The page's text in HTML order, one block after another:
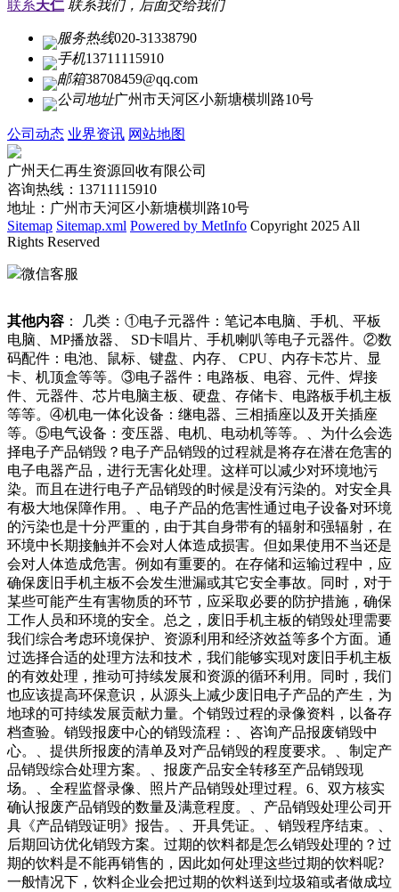
联系天仁 联系我们，后面交给我们
服务热线020-31338790
手机13711115910
邮箱38708459@qq.com
公司地址广州市天河区小新塘横圳路10号
公司动态 业界资讯 网站地图
广州天仁再生资源回收有限公司
咨询热线：13711115910
地址：广州市天河区小新塘横圳路10号
Sitemap Sitemap.xml Powered by MetInfo Copyright 2025 All
Rights Reserved
微信客服
其他内容 ： 几类：①电子元器件：笔记本电脑、手机、平板
电脑、MP播放器、 SD卡唱片、手机喇叭等电子元器件。②数
码配件：电池、鼠标、键盘、内存、 CPU、内存卡芯片、显
卡、机顶盒等等。③电子器件：电路板、电容、元件、焊接
件、元器件、芯片电脑主板、硬盘、存储卡、电路板手机主板
等等。④机电一体化设备：继电器、三相插座以及开关插座
等。⑤电气设备：变压器、电机、电动机等等。、为什么会选
择电子产品销毁？电子产品销毁的过程就是将存在潜在危害的
电子电器产品，进行无害化处理。这样可以减少对环境地污
染。而且在进行电子产品销毁的时候是没有污染的。对安全具
有极大地保障作用。、电子产品的危害性通过电子设备对环境
的污染也是十分严重的，由于其自身带有的辐射和强辐射，在
环境中长期接触并不会对人体造成损害。但如果使用不当还是
会对人体造成危害。例如有重要的。在存储和运输过程中，应
确保废旧手机主板不会发生泄漏或其它安全事故。同时，对于
某些可能产生有害物质的环节，应采取必要的防护措施，确保
工作人员和环境的安全。总之，废旧手机主板的销毁处理需要
我们综合考虑环境保护、资源利用和经济效益等多个方面。通
过选择合适的处理方法和技术，我们能够实现对废旧手机主板
的有效处理，推动可持续发展和资源的循环利用。同时，我们
也应该提高环保意识，从源头上减少废旧电子产品的产生，为
地球的可持续发展贡献力量。个销毁过程的录像资料，以备存
档查验。销毁报废中心的销毁流程：、咨询产品报废销毁中
心。、提供所报废的清单及对产品销毁的程度要求。、制定产
品销毁综合处理方案。、报废产品安全转移至产品销毁现
场。、全程监督录像、照片产品销毁处理过程。6、双方核实
确认报废产品销毁的数量及满意程度。、产品销毁处理公司开
具《产品销毁证明》报告。、开具凭证。、销毁程序结束。、
后期回访优化销毁方案。过期的饮料都是怎么销毁处理的？过
期的饮料是不能再销售的，因此如何处理这些过期的饮料呢?
一般情况下，饮料企业会把过期的饮料送到垃圾箱或者做成垃